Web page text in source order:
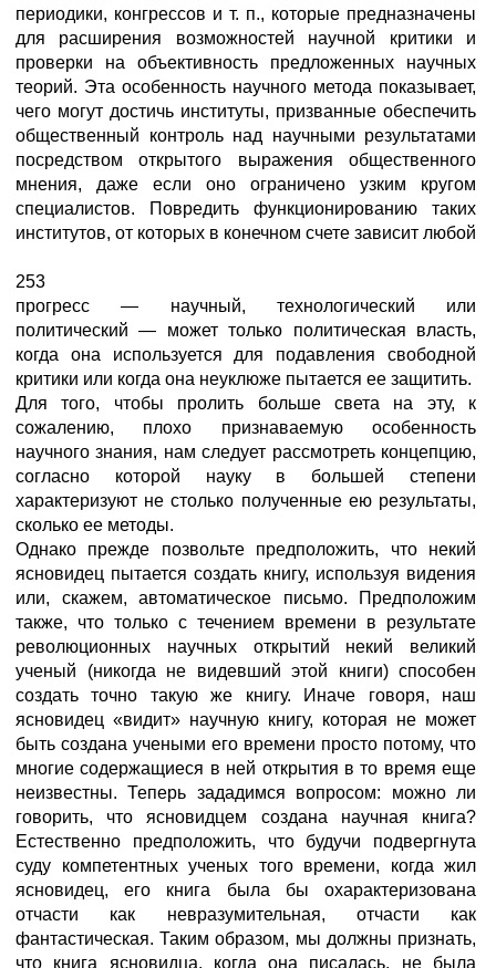
периодики, конгрессов и т. п., которые предназначены
для расширения возможностей научной критики и
проверки на объективность предложенных научных
теорий. Эта особенность научного метода показывает,
чего могут достичь институты, призванные обеспечить
общественный контроль над научными результатами
посредством открытого выражения общественного
мнения, даже если оно ограничено узким кругом
специалистов. Повредить функционированию таких
институтов, от которых в конечном счете зависит любой
253
прогресс — научный, технологический или
политический — может только политическая власть,
когда она используется для подавления свободной
критики или когда она неуклюже пытается ее защитить.
Для того, чтобы пролить больше света на эту, к
сожалению, плохо признаваемую особенность
научного знания, нам следует рассмотреть концепцию,
согласно которой науку в большей степени
характеризуют не столько полученные ею результаты,
сколько ее методы.
Однако прежде позвольте предположить, что некий
ясновидец пытается создать книгу, используя видения
или, скажем, автоматическое письмо. Предположим
также, что только с течением времени в результате
революционных научных открытий некий великий
ученый (никогда не видевший этой книги) способен
создать точно такую же книгу. Иначе говоря, наш
ясновидец «видит» научную книгу, которая не может
быть создана учеными его времени просто потому, что
многие содержащиеся в ней открытия в то время еще
неизвестны. Теперь зададимся вопросом: можно ли
говорить, что ясновидцем создана научная книга?
Естественно предположить, что будучи подвергнута
суду компетентных ученых того времени, когда жил
ясновидец, его книга была бы охарактеризована
отчасти как невразумительная, отчасти как
фантастическая. Таким образом, мы должны признать,
что книга ясновидца, когда она писалась, не была